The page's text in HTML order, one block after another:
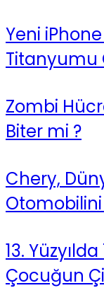
Yeni
Titanyumu
Zombi
Biter mi ?
Chery,
13.
Çocuğun